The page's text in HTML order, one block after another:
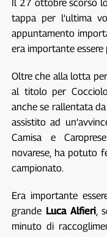
Il 27 ottobre scorso
tappa per l’ultima
appuntamento
era importante essere
Oltre che alla lotta
al titolo per
anche se rallentata
assistito ad
Camisa e
novarese, ha potuto
campionato.
Era importante
grande Luca Alfieri,
minuto di